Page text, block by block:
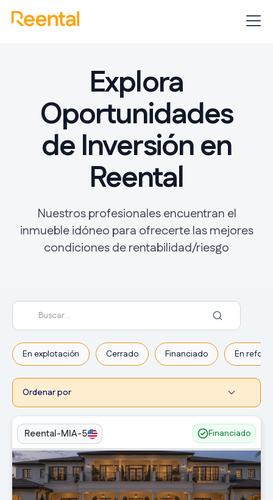
Inmuebles Oportunidades
Explora
Oportunidades
de Inversión en
Reental
Nuestros profesionales encuentran el
inmueble idóneo para ofrecerte las mejores
condiciones de rentabilidad/riesgo
En explotación Cerrado Financiado En
Reental-MIA-5 Financiado